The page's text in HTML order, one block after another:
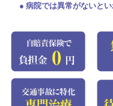
● 病院では異常がないと